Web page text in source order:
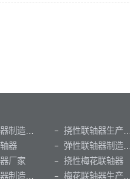
器
厂家
挠性梅花联轴器